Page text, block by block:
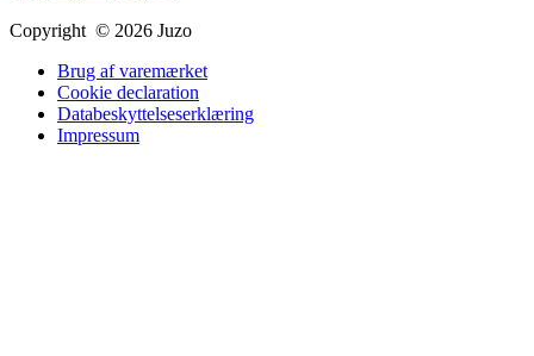
Copyright © 2026 Juzo
Brug af varemærket
Cookie declaration
Databeskyttelseserklæring
Impressum